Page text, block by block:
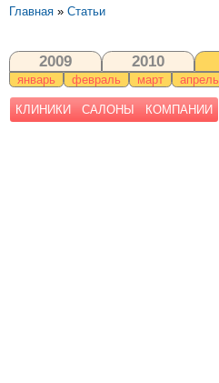
Главная » Статьи
2009 2010
январь февраль март апрель
КЛИНИКИ САЛОНЫ КОМПАНИИ